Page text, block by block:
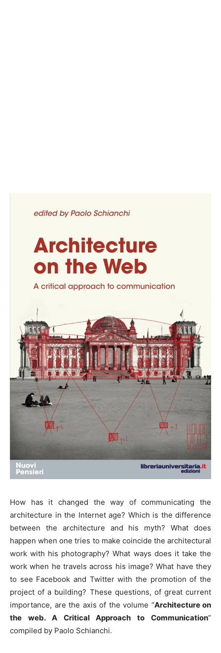
How has it changed the way of communicating the
architecture in the Internet age? Which is the difference
between the architecture and his myth? What does
happen when one tries to make coincide the architectural
work with his photography? What ways does it take the
work when he travels across his image? What have they
to see Facebook and Twitter with the promotion of the
project of a building? These questions, of great current
importance, are the axis of the volume “Architecture on
the web. A Critical Approach to Communication”
compiled by Paolo Schianchi.